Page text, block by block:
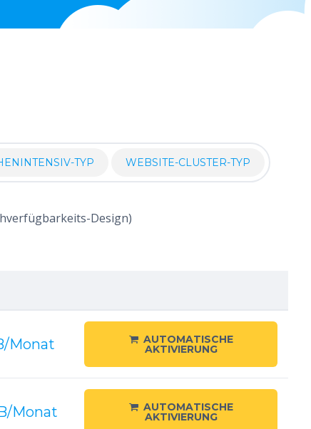
TYP WEBSITE-CLUSTER-TYP
Design)
Monat AUTOMATISCHE
AKTIVIERUNG
Monat AUTOMATISCHE
AKTIVIERUNG